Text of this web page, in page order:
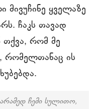
ყველაზე
ჩაკს თავად
თქვა, რომ მე
რომელთანაც ის
ჩემი სულითო,